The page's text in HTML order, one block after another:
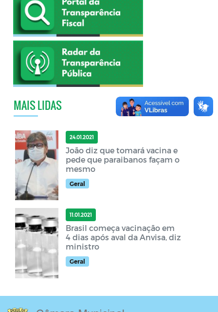
MAIS LIDAS
24.01.2021
João diz que tomará vacina e
pede que paraibanos façam o
mesmo
Geral
11.01.2021
Brasil começa vacinação em
4 dias após aval da Anvisa, diz
ministro
Geral